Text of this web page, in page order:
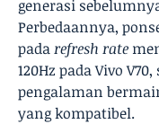
generasi
Perbedaannya,
padarefresh rate
120Hz pada Vivo
pengalaman
yang kompatibel.